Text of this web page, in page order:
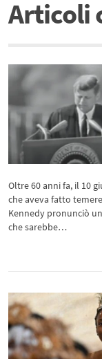
Articoli
Oltre 60 anni fa, il 10
che aveva fatto
Kennedy pronunciò
che sarebbe…